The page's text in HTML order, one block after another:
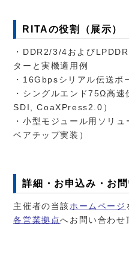
RITAの役割（展示）
・DDR2/3/4および
ターと実機適用例
・16Gbpsシリアル伝送ボ
・シングルエンド75Ω高
SDI, CoaXPress2.0）
・小型モジュール用ソリ
ベアチップ実装）
詳細・お申込み・お
主催者の当該ホームページ
各営業拠点へお問い合わせ